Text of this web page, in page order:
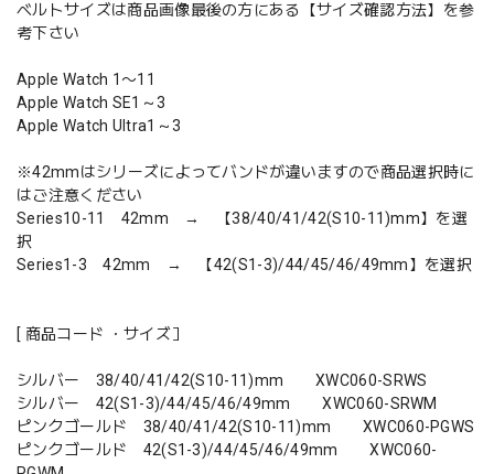
ベルトサイズは商品画像最後の方にある【サイズ確認方法】を参
考下さい
Apple Watch 1〜11
Apple Watch SE1～3
Apple Watch Ultra1～3
※42mmはシリーズによってバンドが違いますので商品選択時に
はご注意ください
Series10-11 42mm → 【38/40/41/42(S10-11)mm】を選
択
Series1-3 42mm → 【42(S1-3)/44/45/46/49mm】を選択
[ 商品コード ・サイズ］
シルバー 38/40/41/42(S10-11)mm XWC060-SRWS
シルバー 42(S1-3)/44/45/46/49mm XWC060-SRWM
ピンクゴールド 38/40/41/42(S10-11)mm XWC060-PGWS
ピンクゴールド 42(S1-3)/44/45/46/49mm XWC060-